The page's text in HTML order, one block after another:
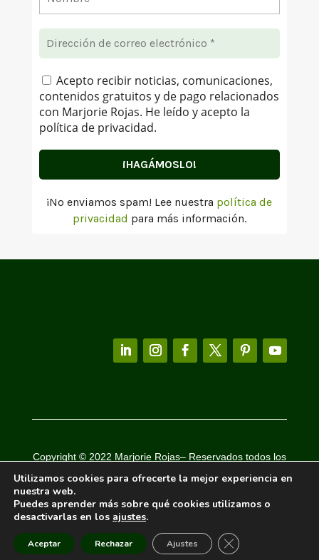
Acepto recibir noticias, comunicaciones,
contenidos gratuitos y de pago relacionados
con Marjorie Rojas. He leído y acepto la
política de privacidad.
¡No enviamos spam! Lee nuestra política de
privacidad para más información.
Copyright © 2022 Marjorie Rojas– Reservados todos los
derechos
POLÍTICA DE PRIVACIDAD | POLÍTICA DE COOKIES
Utilizamos cookies para ofrecerte la mejor experiencia en
nuestra web.
Puedes aprender más sobre qué cookies utilizamos o
desactivarlas en los ajustes.
Aceptar Rechazar Ajustes Cerrar el banner de